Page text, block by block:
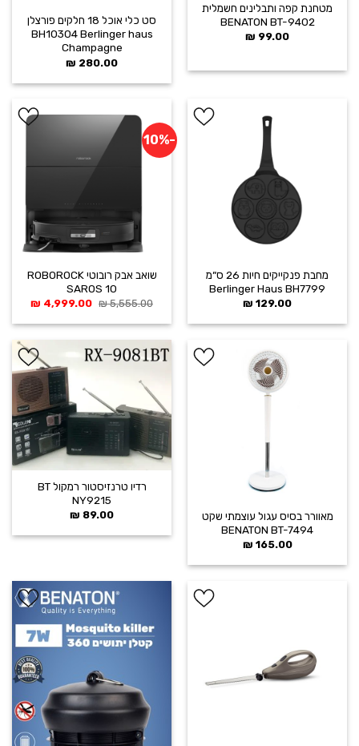
מטחנת קפה ותבלינים חשמלית
BENATON BT-9402
99.00
₪
סט כלי אוכל 18 חלקים פורצלן
BH10304 Berlinger haus
Champagne
280.00
₪
מחבת פנקייקים חיות 26 ס״מ
Berlinger Haus BH7799
129.00
₪
-10%
הוסף ל
שואב אבק רובוטי ROBOROCK
SAROS 10
5,555.00
₪ המחיר
היה:
4,999.00
₪המחיר
הוא:
מאוורר בסיס עגול עוצמתי שקט
BENATON BT-7494
165.00
₪
הוסף ל
WISHLIST
רדיו טרנזיסטור רמקול BT
NY9215
89.00
₪
הוסף ל
WISHLIST